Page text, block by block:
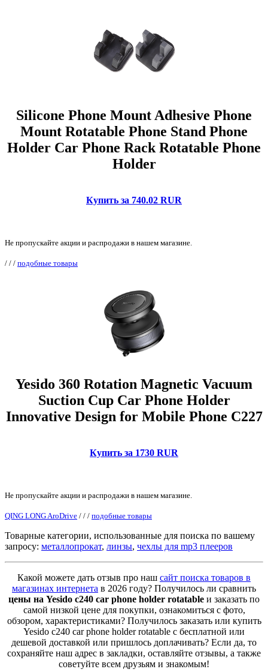
Silicone Phone Mount Adhesive Phone
Mount Rotatable Phone Stand Phone
Holder Car Phone Rack Rotatable Phone
Holder
Купить за 740.02 RUR
Не пропускайте акции и распродажи в нашем магазине.
/ / / подобные товары
Yesido 360 Rotation Magnetic Vacuum
Suction Cup Car Phone Holder
Innovative Design for Mobile Phone C227
Купить за 1730 RUR
Не пропускайте акции и распродажи в нашем магазине.
QING LONG AroDrive / / / подобные товары
Товарные категории, использованные для поиска по вашему
запросу: металлопрокат, линзы, чехлы для mp3 плееров
Какой можете дать отзыв про наш сайт поиска товаров в
магазинах интернета в 2026 году? Получилось ли сравнить
цены на Yesido c240 car phone holder rotatable и заказать по
самой низкой цене для покупки, ознакомиться с фото,
обзором, характеристиками? Получилось заказать или купить
Yesido c240 car phone holder rotatable с бесплатной или
дешевой доставкой или пришлось доплачивать? Если да, то
сохраняйте наш адрес в закладки, оставляйте отзывы, а также
советуйте всем друзьям и знакомым!